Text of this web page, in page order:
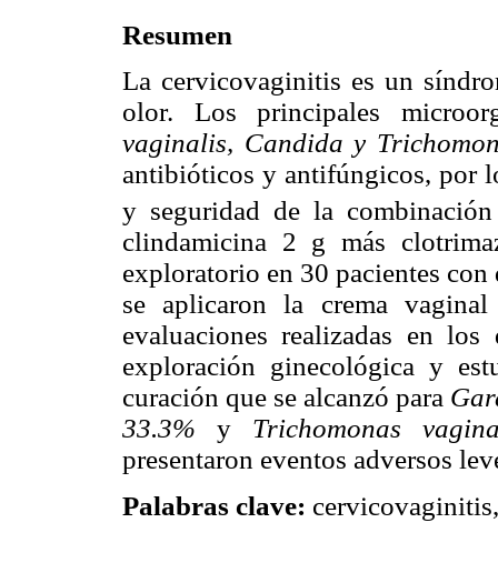
Resumen
La cervicovaginitis es un
olor. Los principales
vaginalis, Candida y
antibióticos y antifúngicos, por
y seguridad de la
clindamicina 2 g más
exploratorio en 30 pacientes
se aplicaron la crema vaginal
evaluaciones realizadas en
exploración ginecológica y
curación que se alcanzó para
33.3% y Trichomonas
presentaron eventos adversos
Palabras clave: